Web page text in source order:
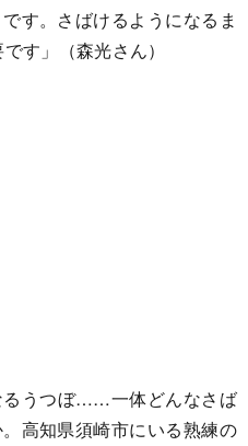
す。さばけるようになるま
す」（森光さん）
うつぼ……一体どんなさば
高知県須崎市にいる熟練の